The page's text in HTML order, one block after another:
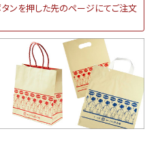
ンを押した先のページにてご注文